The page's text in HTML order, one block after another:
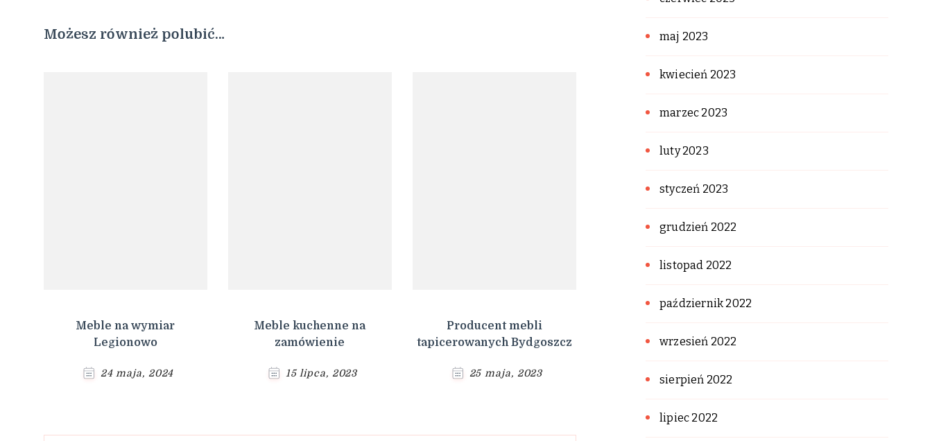
Możesz również polubić…
Meble na wymiar
Legionowo
24 maja, 2024
Meble kuchenne na
zamówienie
15 lipca, 2023
Producent mebli
tapicerowanych Bydgoszcz
25 maja, 2023
maj 2023
kwiecień 2023
marzec 2023
luty 2023
styczeń 2023
grudzień 2022
listopad 2022
październik 2022
wrzesień 2022
sierpień 2022
lipiec 2022